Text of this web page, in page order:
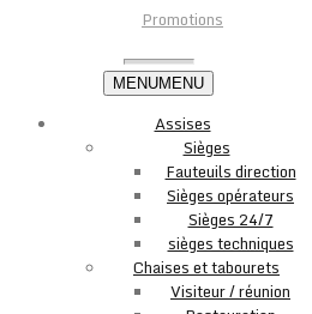
Promotions
MENUMENU
Assises
Sièges
Fauteuils direction
Sièges opérateurs
Sièges 24/7
sièges techniques
Chaises et tabourets
Visiteur / réunion